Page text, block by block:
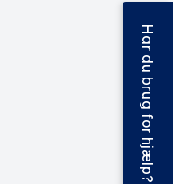
Har du brug for hjælp?